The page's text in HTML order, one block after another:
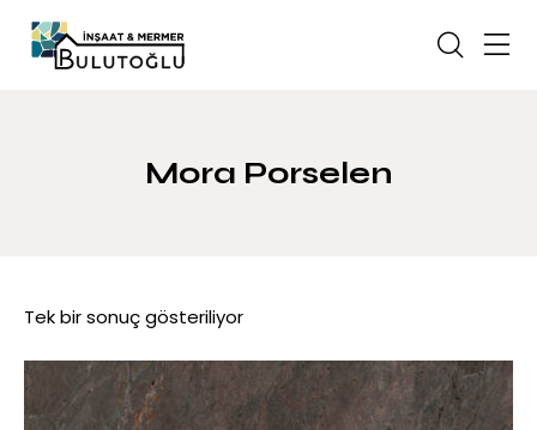
Mora Porselen
Tek bir sonuç gösteriliyor